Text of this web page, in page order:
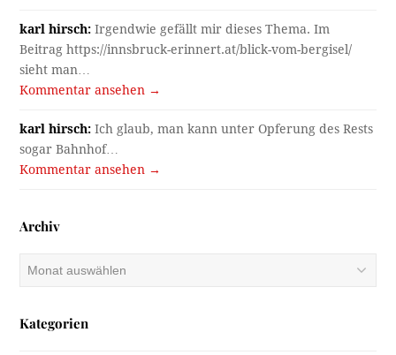
karl hirsch: Irgendwie gefällt mir dieses Thema. Im
Beitrag https://innsbruck-erinnert.at/blick-vom-bergisel/
sieht man…
Kommentar ansehen →
karl hirsch: Ich glaub, man kann unter Opferung des Rests
sogar Bahnhof…
Kommentar ansehen →
Archiv
Kategorien